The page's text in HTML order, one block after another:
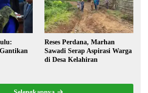
Reses Perdana, Marhan
Sawadi Serap Aspirasi Warga
di Desa Kelahiran